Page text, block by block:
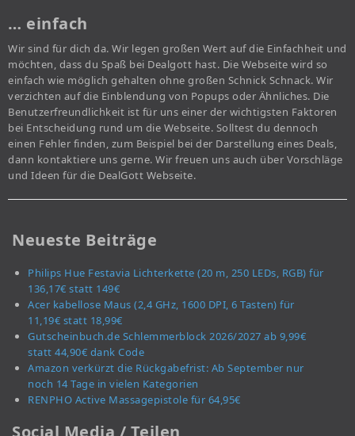
… einfach
Wir sind für dich da. Wir legen großen Wert auf die Einfachheit und
möchten, dass du Spaß bei Dealgott hast. Die Webseite wird so
einfach wie möglich gehalten ohne großen Schnick Schnack. Wir
verzichten auf die Einblendung von Popups oder Ähnliches. Die
Benutzerfreundlichkeit ist für uns einer der wichtigsten Faktoren
bei Entscheidung rund um die Webseite. Solltest du dennoch
einen Fehler finden, zum Beispiel bei der Darstellung eines Deals,
dann kontaktiere uns gerne. Wir freuen uns auch über Vorschläge
und Ideen für die DealGott Webseite.
Neueste Beiträge
Philips Hue Festavia Lichterkette (20 m, 250 LEDs, RGB) für
136,17€ statt 149€
Acer kabellose Maus (2,4 GHz, 1600 DPI, 6 Tasten) für
11,19€ statt 18,99€
Gutscheinbuch.de Schlemmerblock 2026/2027 ab 9,99€
statt 44,90€ dank Code
Amazon verkürzt die Rückgabefrist: Ab September nur
noch 14 Tage in vielen Kategorien
RENPHO Active Massagepistole für 64,95€